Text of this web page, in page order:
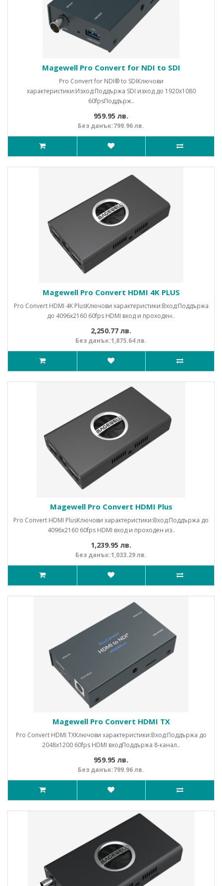
Magewell Pro Convert for NDI to SDI
Pro Convert for NDI® to SDIКлючови
характеристики:Изход:Поддържа SDI изход до 1920x1080
60fpsПоддърж..
959.95 лв.
Без данък:799.96 лв.
Magewell Pro Convert HDMI 4K PLUS
Pro Convert HDMI 4K PlusКлючови характеристики:Вход:Поддържа
до 4096x2160 60fps HDMI вход и проходен..
2,250.77 лв.
Без данък:1,875.64 лв.
Magewell Pro Convert HDMI Plus
Pro Convert HDMI PlusКлючови характеристики:Вход:Поддържа до
4096x2160 60fps HDMI вход и проходен из..
1,239.95 лв.
Без данък:1,033.29 лв.
Magewell Pro Convert HDMI TX
Pro Convert HDMI TXКлючови характеристики:Вход:Поддържа до
2048x1200 60fps HDMI входПоддържа 8-канал..
959.95 лв.
Без данък:799.96 лв.